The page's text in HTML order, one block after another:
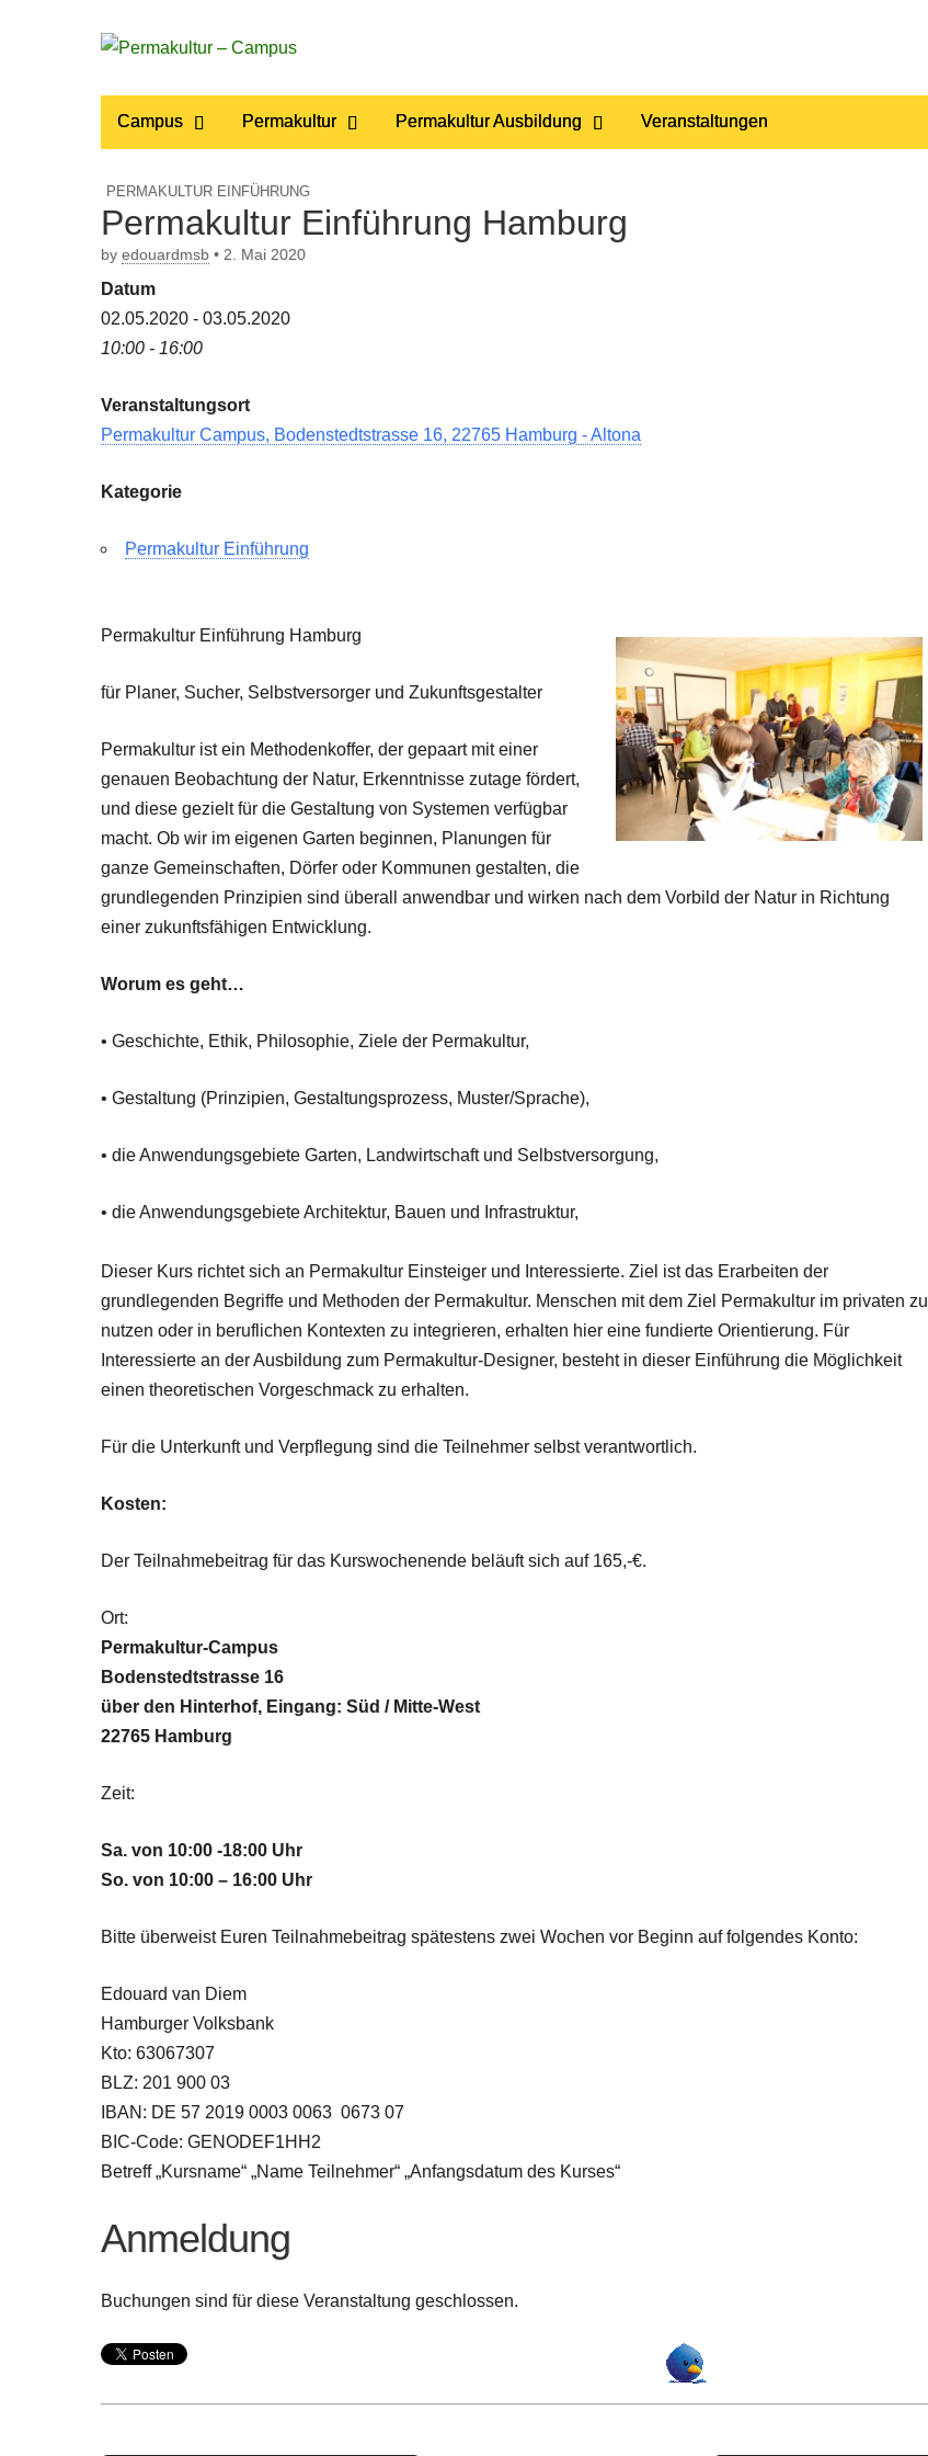
Permakultur
– Campus
Main
menu
Campus Permakultur Permakultur Ausbildung Veranstaltungen
PERMAKULTUR EINFÜHRUNG
Permakultur Einführung Hamburg
by edouardmsb • 2. Mai 2020
Datum
02.05.2020 - 03.05.2020
10:00 - 16:00
Veranstaltungsort
Permakultur Campus, Bodenstedtstrasse 16, 22765 Hamburg - Altona
Kategorie
Permakultur Einführung
Permakultur Einführung Hamburg
für Planer, Sucher, Selbstversorger und Zukunftsgestalter
Permakultur ist ein Methodenkoffer, der gepaart mit einer
genauen Beobachtung der Natur, Erkenntnisse zutage fördert,
und diese gezielt für die Gestaltung von Systemen verfügbar
macht. Ob wir im eigenen Garten beginnen, Planungen für
ganze Gemeinschaften, Dörfer oder Kommunen gestalten, die
grundlegenden Prinzipien sind überall anwendbar und wirken nach dem Vorbild der Natur in Richtung
einer zukunftsfähigen Entwicklung.
Worum es geht…
• Geschichte, Ethik, Philosophie, Ziele der Permakultur,
• Gestaltung (Prinzipien, Gestaltungsprozess, Muster/Sprache),
• die Anwendungsgebiete Garten, Landwirtschaft und Selbstversorgung,
• die Anwendungsgebiete Architektur, Bauen und Infrastruktur,
Dieser Kurs richtet sich an Permakultur Einsteiger und Interessierte. Ziel ist das Erarbeiten der
grundlegenden Begriffe und Methoden der Permakultur. Menschen mit dem Ziel Permakultur im privaten zu
nutzen oder in beruflichen Kontexten zu integrieren, erhalten hier eine fundierte Orientierung. Für
Interessierte an der Ausbildung zum Permakultur-Designer, besteht in dieser Einführung die Möglichkeit
einen theoretischen Vorgeschmack zu erhalten.
Für die Unterkunft und Verpflegung sind die Teilnehmer selbst verantwortlich.
Kosten:
Der Teilnahmebeitrag für das Kurswochenende beläuft sich auf 165,-€.
Ort:
Permakultur-Campus
Bodenstedtstrasse 16
über den Hinterhof, Eingang: Süd / Mitte-West
22765 Hamburg
Zeit:
Sa. von 10:00 -18:00 Uhr
So. von 10:00 – 16:00 Uhr
Bitte überweist Euren Teilnahmebeitrag spätestens zwei Wochen vor Beginn auf folgendes Konto:
Edouard van Diem
Hamburger Volksbank
Kto: 63067307
BLZ: 201 900 03
IBAN: DE 57 2019 0003 0063 0673 07
BIC-Code: GENODEF1HH2
Betreff „Kursname“ „Name Teilnehmer“ „Anfangsdatum des Kurses“
Anmeldung
Buchungen sind für diese Veranstaltung geschlossen.